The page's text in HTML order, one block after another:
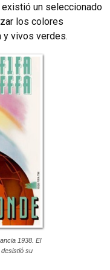
un seleccionado
los colores
y vivos verdes.
1938. El
su